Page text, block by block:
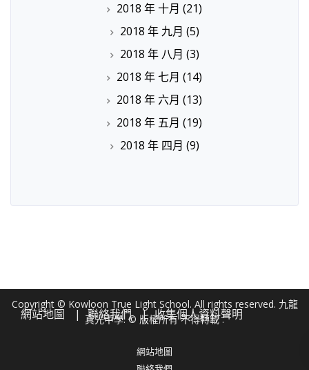
2018 年 十月 (21)
2018 年 九月 (5)
2018 年 八月 (3)
2018 年 七月 (14)
2018 年 六月 (13)
2018 年 五月 (19)
2018 年 四月 (9)
網站地圖 聯絡我們 收集個人資料聲明
Copyright © Kowloon True Light School. All rights reserved. 九龍
真光中學. © 版權所有 不得轉載 .
網站地圖